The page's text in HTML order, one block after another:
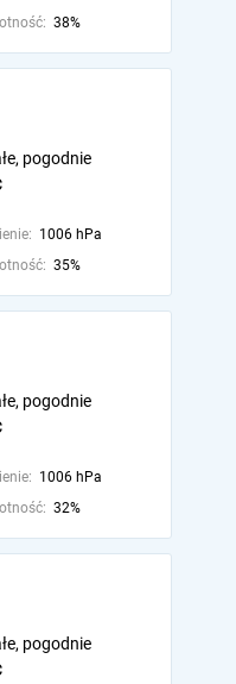
38%
pogodnie
1006 hPa
35%
pogodnie
1006 hPa
32%
pogodnie